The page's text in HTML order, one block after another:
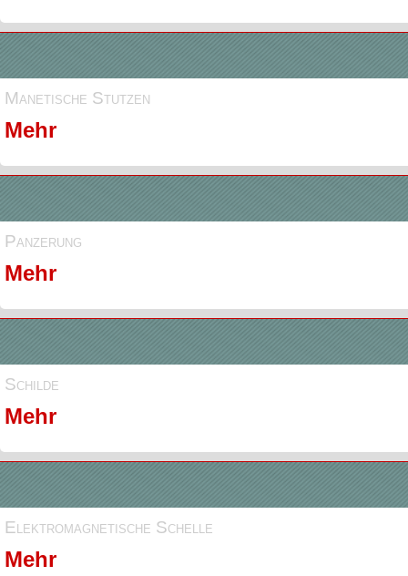
Manetische Stutzen
Mehr
Panzerung
Mehr
Schilde
Mehr
Elektromagnetische Schelle
Mehr